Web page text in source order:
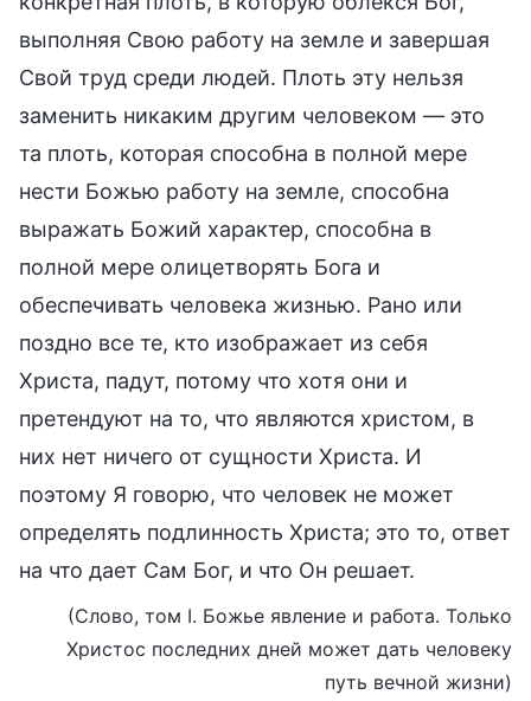
выполняя Свою работу на земле и завершая
Свой труд среди людей. Плоть эту нельзя
заменить никаким другим человеком — это
та плоть, которая способна в полной мере
нести Божью работу на земле, способна
выражать Божий характер, способна в
полной мере олицетворять Бога и
обеспечивать человека жизнью. Рано или
поздно все те, кто изображает из себя
Христа, падут, потому что хотя они и
претендуют на то, что являются христом, в
них нет ничего от сущности Христа. И
поэтому Я говорю, что человек не может
определять подлинность Христа; это то, ответ
на что дает Сам Бог, и что Он решает.
(Слово, том I. Божье явление и работа. Только
Христос последних дней может дать человеку
путь вечной жизни)